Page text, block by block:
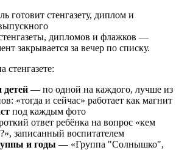
дипломов и флажков —
закрывается за вечер по списку.
стенгазете:
— по одной на каждого, лучше из
«тогда и сейчас» работает как магнит
под каждым фото
ответ ребёнка на вопрос «кем
записанный воспитателем
и годы — «Группа "Солнышко",